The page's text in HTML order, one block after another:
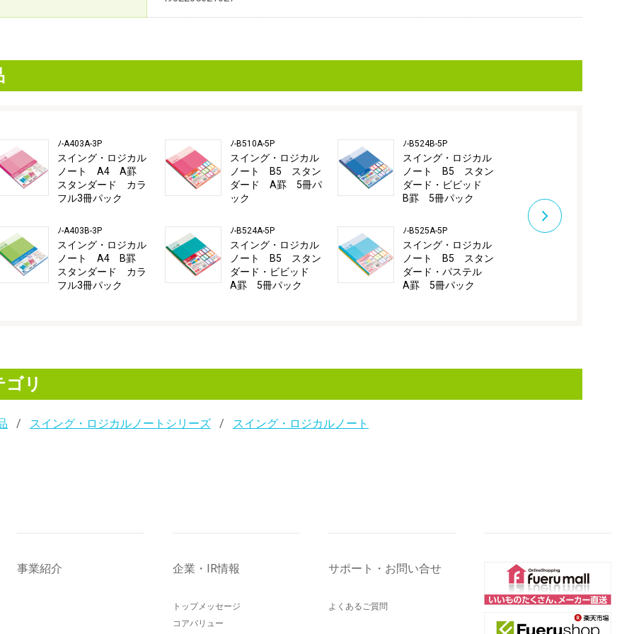
ﾉ-A403A-3P
スイング・ロジカル
ノート A4 A罫
スタンダード カラ
フル3冊パック
ﾉ-A403B-3P
スイング・ロジカル
ノート A4 B罫
スタンダード カラ
フル3冊パック
ﾉ-B510A-5P
スイング・ロジカル
ノート B5 スタン
ダード A罫 5冊パ
ック
ﾉ-B524A-5P
スイング・ロジカル
ノート B5 スタン
ダード・ビビッド
A罫 5冊パック
ﾉ-B524B-5P
スイング・ロジカル
ノート B5 スタン
ダード・ビビッド
B罫 5冊パック
ﾉ-B525A-5P
スイング・ロジカル
ノート B5 スタン
ダード・パステル
A罫 5冊パック
リ
スイング・ロジカルノートシリーズ スイング・ロジカルノート
事業紹介 企業・IR情報
トップメッセージ
コアバリュー
サポート・お問い合せ
よくあるご質問